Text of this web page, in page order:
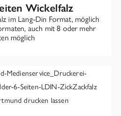
Wickelfalz
im Lang-Din Format, möglich
auch mit 8 oder mehr
möglich